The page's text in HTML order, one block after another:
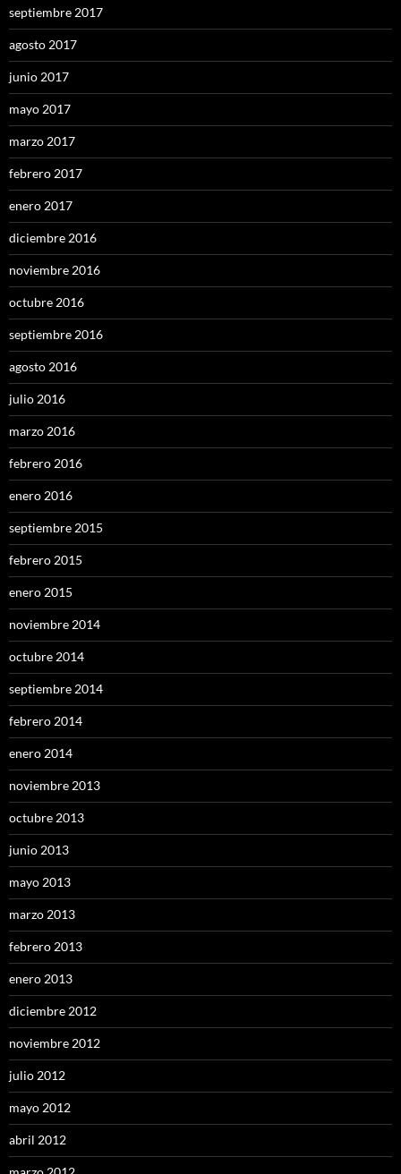
septiembre 2017
agosto 2017
junio 2017
mayo 2017
marzo 2017
febrero 2017
enero 2017
diciembre 2016
noviembre 2016
octubre 2016
septiembre 2016
agosto 2016
julio 2016
marzo 2016
febrero 2016
enero 2016
septiembre 2015
febrero 2015
enero 2015
noviembre 2014
octubre 2014
septiembre 2014
febrero 2014
enero 2014
noviembre 2013
octubre 2013
junio 2013
mayo 2013
marzo 2013
febrero 2013
enero 2013
diciembre 2012
noviembre 2012
julio 2012
mayo 2012
abril 2012